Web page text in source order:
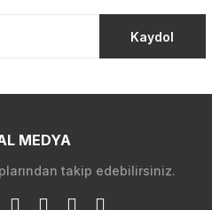
Kaydol
MEDYA
takip edebilirsiniz.